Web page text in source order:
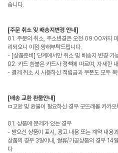
습니다.
[주문 취소 및 배송지변경 안내]
01. 주문의 취소, 주소변경은 오전 09:00까지
리되오니 이점 양해부탁드립니다.
- [상품준비] 단계에서만 취소 및 배송지 변경 가
02. 카드 환불은 카드사 정책에 따르며, 자세한
- 결제 취소 시 사용하신 적립금과 쿠폰도 모두
[배송 교환 환불안내]
ㅁ교환 및 환불이 필요하신 경우 굿뜨래몰 카카
01. 상품에 문제가 있는 경우
- 받으신 상품이 표시, 광고 내용 또는 계약 내용
상품의 경우 3일이내, 쌀류/가공상품의 경우 14
다